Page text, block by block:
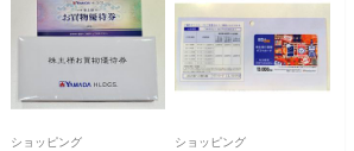
ショッピング ショッピング